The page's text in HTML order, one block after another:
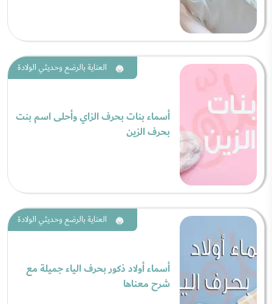
العناية بالرضع وحديثي الولادة
أسماء بنات بحرف الزاي وأحلى اسم بنت
بحرف الزين
العناية بالرضع وحديثي الولادة
أسماء أولاد ذكور بحرف الياء جميلة مع
شرح معناها